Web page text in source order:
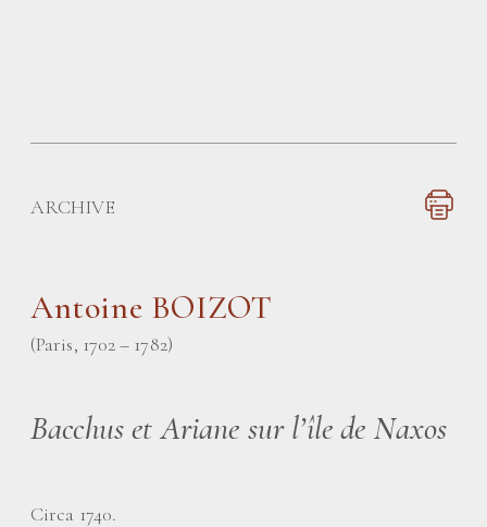
ARCHIVE
Antoine BOIZOT
(Paris, 1702 – 1782)
Bacchus et Ariane sur l’île de Naxos
Circa 1740.